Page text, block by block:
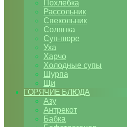
Похлебка
Рассольник
Свекольник
Солянка
Суп-пюре
Уха
Харчо
Холодные супы
Шурпа
Щи
ГОРЯЧИЕ БЛЮДА
Азу
Антрекот
Бабка